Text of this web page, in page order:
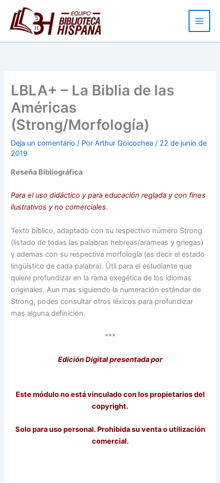
contenido
LBLA+ – La Biblia de las
Américas
(Strong/Morfología)
Deja un comentario / PorArthur Goicochea/ 22 de junio de
2019
Reseña Bibliográfica
Para el uso didáctico y para educación reglada y con fines
ilustrativos y no comerciales.
Texto bíblico, adaptado con su respectivo número Strong
(listado de todas las palabras hebreas/arameas y griegas)
y ademas con su respectiva morfología (es decir el estado
lingüístico de cada palabra). Útil para el estudiante que
quiere profundizar en la rama exegética de los idiomas
originales. Aun mas siguiendo la numeración estándar de
Strong, podes consultar otros léxicos para profundizar
mas alguna definición.
***
Edición Digital presentada por
Este módulo no está vinculado con los propietarios del
copyright.
Solo para uso personal. Prohibida su venta o utilización
comercial.